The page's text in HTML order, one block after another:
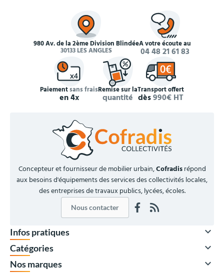
980 Av. de la 2ème Division Blindée
30133 LES ANGLES
À votre écoute au
04 48 21 61 83
Paiementsans frais
en 4x
Remise sur la
quantité
Transport offert
dès990€ HT
Concepteur et fournisseur de mobilier urbain,Cofradisrépond
aux besoins d'équipements des services des collectivités locales,
des entreprises de travaux publics, lycées, écoles.
Nous contacter
Infos pratiques 
Catégories 
Nos marques 